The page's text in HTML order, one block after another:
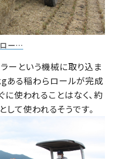
ー…
ーという機械に取り込ま
ある稲わらロールが完成
に使われることはなく、約
て使われるそうです。